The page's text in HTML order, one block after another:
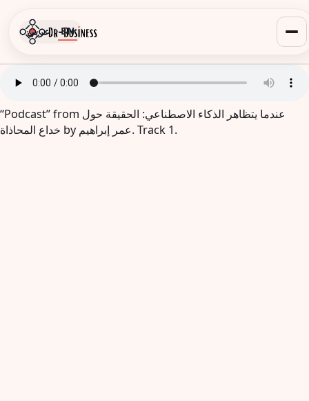
عربي | EN
“Podcast” from عندما يتظاهر الذكاء الاصطناعي: الحقيقة حول
خداع المحاذاة by عمر إبراهيم. Track 1.